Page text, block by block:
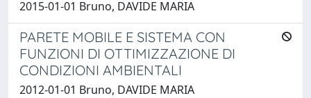
2015-01-01 Bruno, DAVIDE MARIA
PARETE MOBILE E SISTEMA CON
FUNZIONI DI OTTIMIZZAZIONE DI
CONDIZIONI AMBIENTALI
2012-01-01 Bruno, DAVIDE MARIA